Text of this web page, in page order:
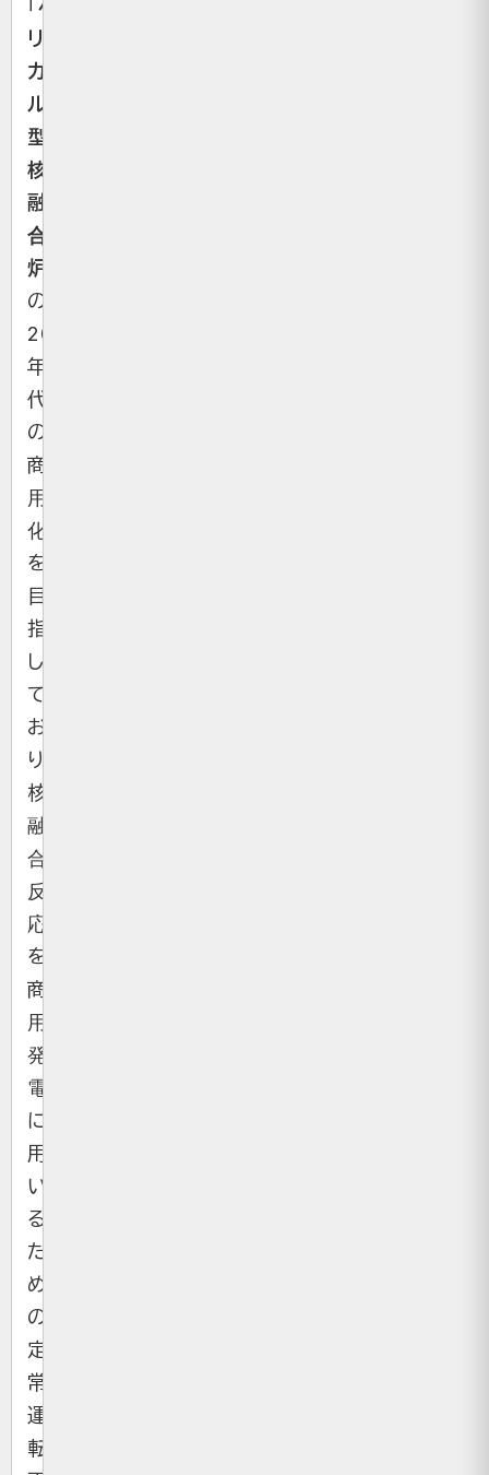
「 ヘ
リ
カ
ル
型
核
融
合
炉
の
2030
年
代
の
商
用
化
を
目
指
し
て
お
り、
核
融
合
反
応
を
商
用
発
電
に
用
い
る
た
め
の
定
常
運
転・